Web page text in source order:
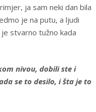
ja sam neki dan bila
je na putu, a ljudi
stvarno tužno kada
nivou, dobili ste i
se to desilo, i šta je to